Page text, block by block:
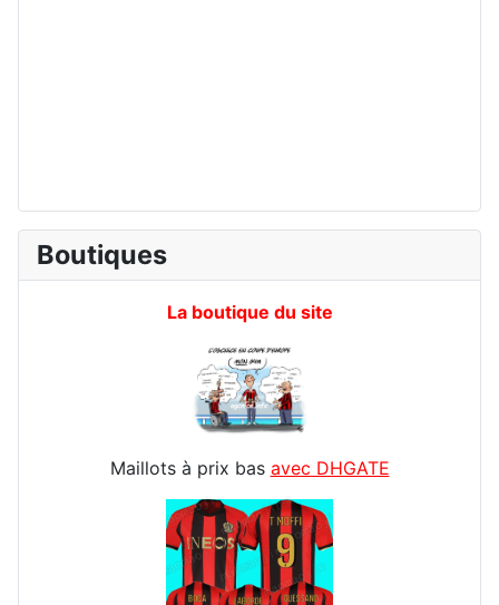
Boutiques
La boutique du site
Maillots à prix bas avec DHGATE